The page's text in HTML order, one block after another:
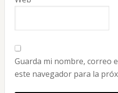
Guarda mi nombre, correo
este navegador para la